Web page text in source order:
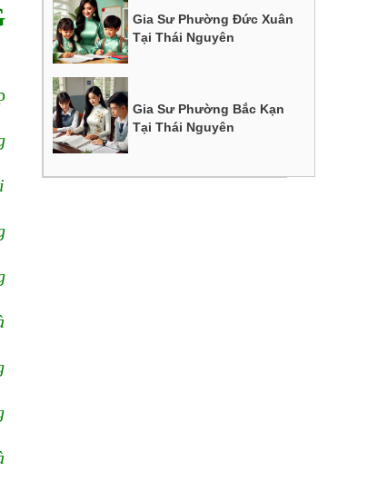
Gia Sư Phường Đức Xuân
Tại Thái Nguyên
Gia Sư Phường Bắc Kạn
Tại Thái Nguyên